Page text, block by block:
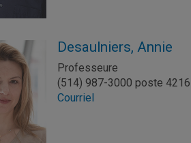
Desaulniers, Annie
Professeure
(514) 987-3000 poste 4216
Courriel